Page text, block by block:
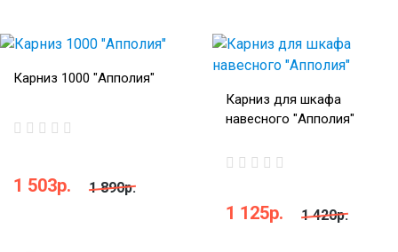
Карниз 1000 "Апполия"
1 503р. 1 890р.
Карниз для шкафа
навесного "Апполия"
1 125р. 1 420р.